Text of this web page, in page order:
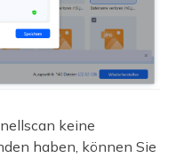
keine
haben, können Sie